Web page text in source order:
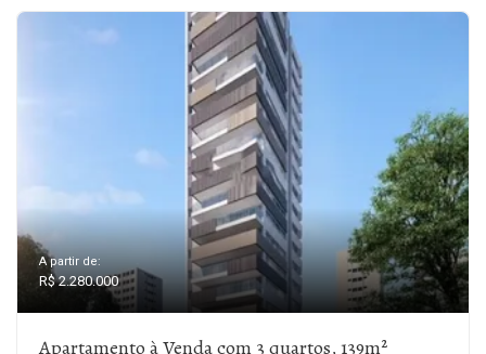
A partir de:
R$ 2.280.000
Apartamento à Venda com 3 quartos, 139m²